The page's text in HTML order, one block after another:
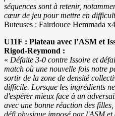
séquences sont à retenir,
cœur de jeu pour mettre en
Buteuses : Fairdouce Hemmada
U11F : Plateau avec l’ASM et
Rigod-Reymond :
« Défaite 3-0 contre Issoire et
match où une nouvelle fois notre
sortir de la zone de densité
difficile. Lorsque les ingrédients
d'espérer mieux face à un
avec une bonne réaction des